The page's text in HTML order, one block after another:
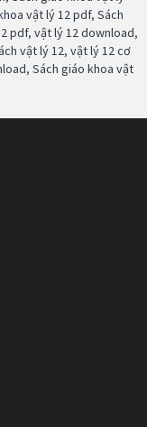
vật lý 12 pdf, Sách
pdf, vật lý 12 download,
vật lý 12, vật lý 12 cơ
, Sách giáo khoa vật